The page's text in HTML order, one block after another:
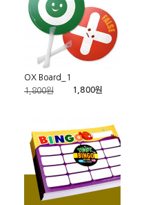
OX Board_1
1,800원
1,800원